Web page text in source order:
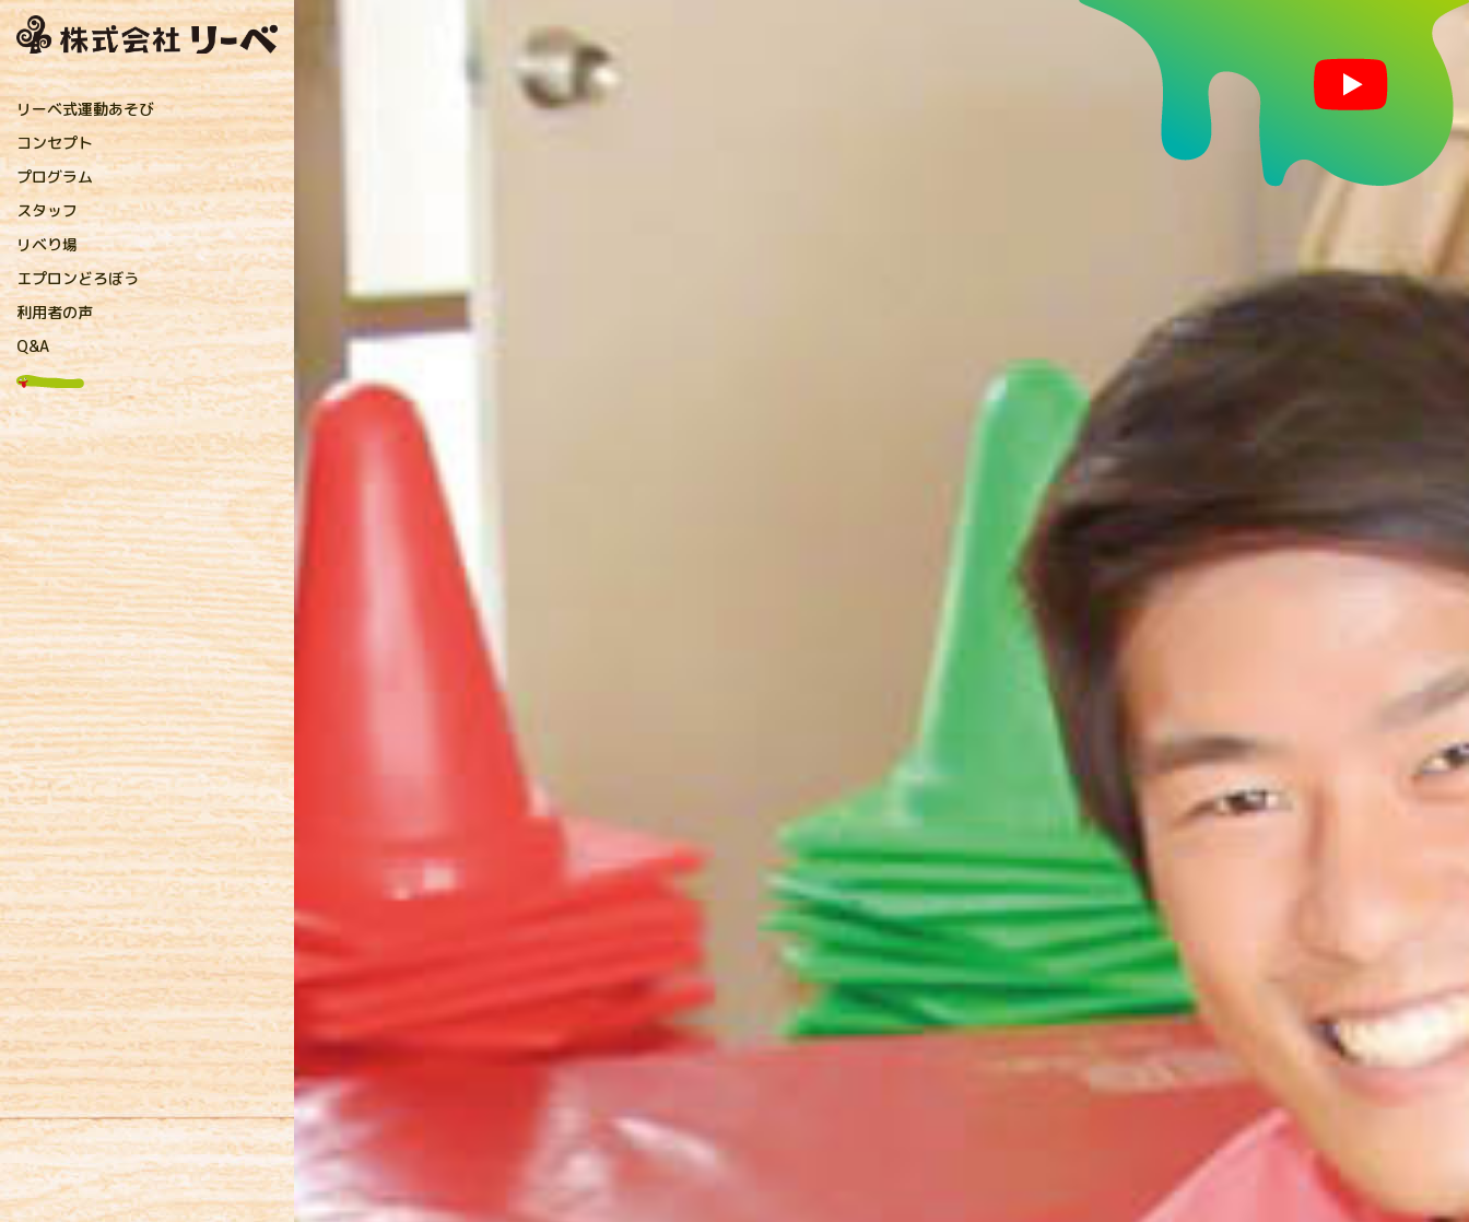
リーベ式運動あそび
コンセプト
プログラム
直接指導プログラム
保育者プログラム
親子プログラム
リーベおすすめ運動遊具
リーベオンラインショップ
スタッフ
リーベのコーチ
提携先のコーチ
リベり場
お知らせ
アフロコーチのリベり場
キャンディコーチのリベり場
保育コラム
メディア掲載・研修実績
プレスリリース
研究実践
エプロンどろぼう
利用者の声
Q&A